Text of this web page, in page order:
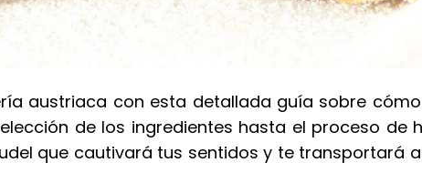
austriaca con esta detallada guía sobre
de los ingredientes hasta el proceso de
que cautivará tus sentidos y te transportará